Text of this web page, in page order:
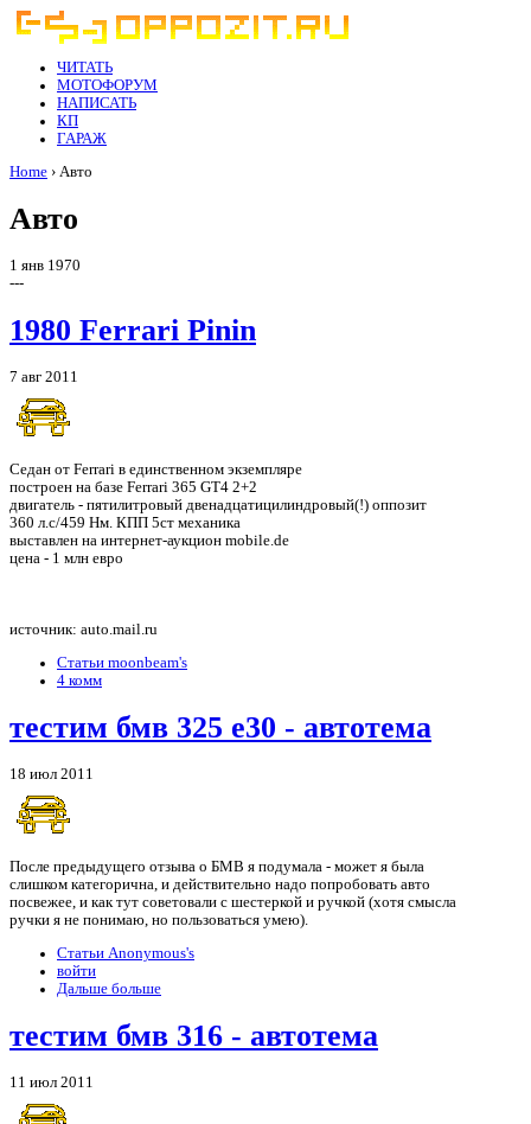
ЧИТАТЬ
МОТОФОРУМ
НАПИСАТЬ
КП
ГАРАЖ
Home › Авто
Авто
1 янв 1970
---
1980 Ferrari Pinin
7 авг 2011
Седан от Ferrari в единственном экземпляре
построен на базе Ferrari 365 GT4 2+2
двигатель - пятилитровый двенадцатицилиндровый(!) оппозит
360 л.с/459 Нм. КПП 5ст механика
выставлен на интернет-аукцион mobile.de
цена - 1 млн евро
источник: auto.mail.ru
Статьи moonbeam's
4 комм
тестим бмв 325 е30 - автотема
18 июл 2011
После предыдущего отзыва о БМВ я подумала - может я была
слишком категорична, и действительно надо попробовать авто
посвежее, и как тут советовали с шестеркой и ручкой (хотя смысла
ручки я не понимаю, но пользоваться умею).
Статьи Anonymous's
войти
Дальше больше
тестим бмв 316 - автотема
11 июл 2011